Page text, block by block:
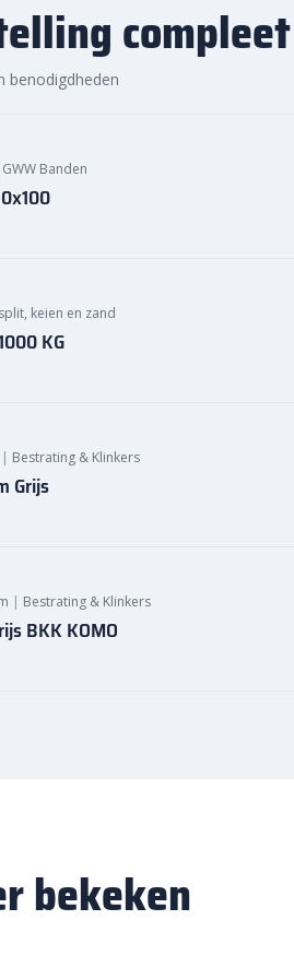
bocht r=12 via
stevige en duurzame afscheiding voor
compleet
benodigdheden
GWW Banden
keien en zand
KG
| Bestrating & Klinkers
Grijs
| Bestrating & Klinkers
BKK KOMO
bekeken